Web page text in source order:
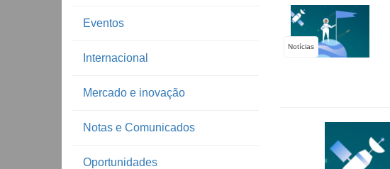
Eventos
Internacional
Mercado e inovação
Notas e Comunicados
Oportunidades
Notícias